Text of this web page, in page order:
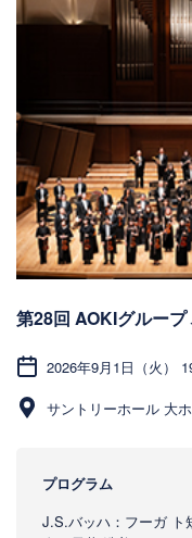
第28回 AOKIグルー
2026年9月1日（火）
サントリーホール 大
プログラム
J.S.バッハ：フーガ ト